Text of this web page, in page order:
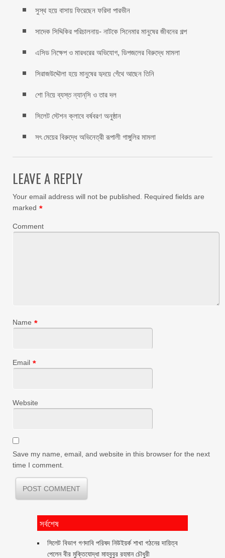
সুস্থ হয়ে বাসায় ফিরেছেন ফরিদা পারভীন
সাদেক সিদ্দিকির পরিচালনায়- নাটকে সিনেমার মানুষের জীবনের গল্প
এসিড নিক্ষেপ ও মারধরের অভিযোগ, ডিপজলের বিরুদ্ধে মামলা
সিরাজউদ্দৌলা হয়ে মানুষের হৃদয়ে গেঁথে আছেন তিনি
শো নিয়ে ব্যস্ত ন্যান্‌সি ও তার দল
সিলেট স্টেশন ক্লাবে বর্ষবরণ অনুষ্ঠান
সৎ মেয়ের বিরুদ্ধে অভিনেত্রী রূপালী গাঙ্গুলির মামলা
LEAVE A REPLY
Your email address will not be published.
Required fields are
marked *
Comment
Name *
Email *
Website
Save my name, email, and website in this browser for the next
time I comment.
সর্বশেষ
সিলেট বিভাগ গণদাবি পরিষদ নিউইয়র্ক শাখা গঠনের দায়িত্ব
পেলেন বীর মুক্তিযোদ্ধা মাহবুবুর রহমান চৌধুরী ‎ ‎